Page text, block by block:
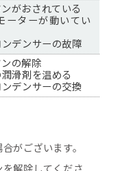
がおされている
ターが動いてい
デンサーの故障
の解除
滑剤を温める
デンサーの交換
がございます。
解除してくださ